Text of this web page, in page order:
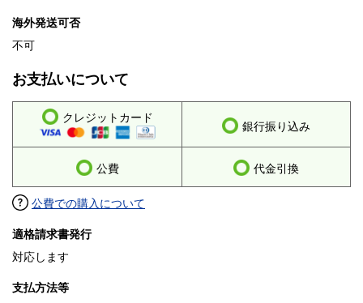
海外発送可否
不可
お支払いについて
クレジットカード
銀行振り込み
公費 代金引換
公費での購入について
適格請求書発行
対応します
支払方法等